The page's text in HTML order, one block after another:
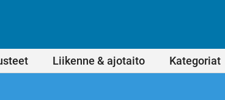
Liikenne & ajotaito Kategoriat